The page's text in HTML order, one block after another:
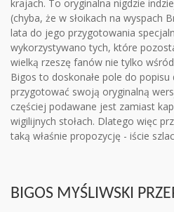
krajach. To oryginalna nigdzie
(chyba, że w słoikach na wyspach
lata do jego przygotowania
wykorzystywano tych, które
wielką rzeszę fanów nie tylko wśród
Bigos to doskonałe pole do
przygotować swoją oryginalną
częściej podawane jest zamiast
wigilijnych stołach. Dlatego więc
taką właśnie propozycję - iście
BIGOS MYŚLIWSKI